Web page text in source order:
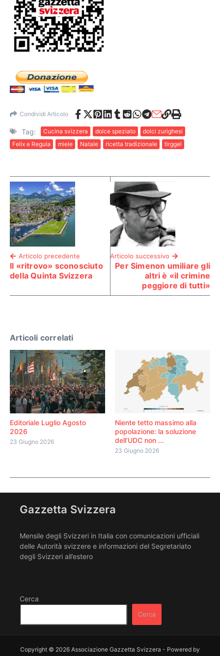
Condividi Articolo
Tag: Cucina svizzera dolce speziato
dolci zurighesi
Felix e Regula
miele Natale ricetta tradizionale tirggel
Articolo precedente
Il «ritrovo» sconosciuto
della Quinta Svizzera
Articolo successivo
Per Simenon umiliare gli
altri è «il crimine
peggiore di tutti»
Articoli correlati
Editoriale Luglio Agosto
2026
23 Giugno 2026
Niente tetto massimo alla
popolazione: la soluzione
dell’UDC non ...
23 Giugno 2026
Gazzetta Svizzera
Mensile degli Svizzeri in Italia con comunicazioni ufficiali
delle Autorità svizzere e informazioni del Segretariato
degli Svizzeri all’estero
Cerca
Cerca
Copyright © 2026 Associazione Gazzetta Svizzera - Powered by